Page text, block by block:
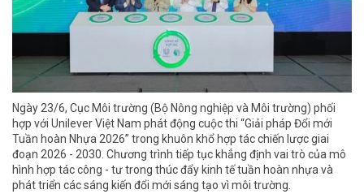
Ngày 23/6, Cục Môi trường (Bộ Nông nghiệp và Môi trường) phối
hợp với Unilever Việt Nam phát động cuộc thi “Giải pháp Đổi mới
Tuần hoàn Nhựa 2026” trong khuôn khổ hợp tác chiến lược giai
đoạn 2026 - 2030. Chương trình tiếp tục khẳng định vai trò của mô
hình hợp tác công - tư trong thúc đẩy kinh tế tuần hoàn nhựa và
phát triển các sáng kiến đổi mới sáng tạo vì môi trường.